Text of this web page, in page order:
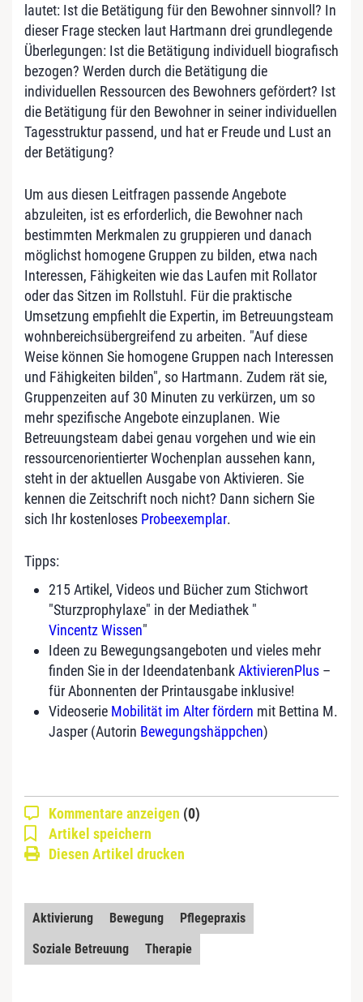
lautet: Ist die Betätigung für den Bewohner sinnvoll? In
dieser Frage stecken laut Hartmann drei grundlegende
Überlegungen: Ist die Betätigung individuell biografisch
bezogen? Werden durch die Betätigung die
individuellen Ressourcen des Bewohners gefördert? Ist
die Betätigung für den Bewohner in seiner individuellen
Tagesstruktur passend, und hat er Freude und Lust an
der Betätigung?
Um aus diesen Leitfragen passende Angebote
abzuleiten, ist es erforderlich, die Bewohner nach
bestimmten Merkmalen zu gruppieren und danach
möglichst homogene Gruppen zu bilden, etwa nach
Interessen, Fähigkeiten wie das Laufen mit Rollator
oder das Sitzen im Rollstuhl. Für die praktische
Umsetzung empfiehlt die Expertin, im Betreuungsteam
wohnbereichsübergreifend zu arbeiten. "Auf diese
Weise können Sie homogene Gruppen nach Interessen
und Fähigkeiten bilden", so Hartmann. Zudem rät sie,
Gruppenzeiten auf 30 Minuten zu verkürzen, um so
mehr spezifische Angebote einzuplanen. Wie
Betreuungsteam dabei genau vorgehen und wie ein
ressourcenorientierter Wochenplan aussehen kann,
steht in der aktuellen Ausgabe von Aktivieren. Sie
kennen die Zeitschrift noch nicht? Dann sichern Sie
sich Ihr kostenloses Probeexemplar.
Tipps:
215 Artikel, Videos und Bücher zum Stichwort
"Sturzprophylaxe" in der Mediathek "
Vincentz Wissen"
Ideen zu Bewegungsangeboten und vieles mehr
finden Sie in der IdeendatenbankAktivierenPlus –
für Abonnenten der Printausgabe inklusive!
Videoserie Mobilität im Alter fördern mit Bettina M.
Jasper (Autorin Bewegungshäppchen)
Kommentare anzeigen (0)
Artikel speichern
Diesen Artikel drucken
Aktivierung Bewegung
Pflegepraxis
Soziale Betreuung
Therapie